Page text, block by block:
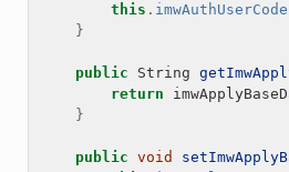
this . imwAuthUserCode
}
public String
return
}
public void